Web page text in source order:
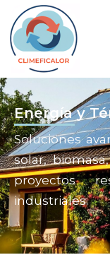
Energía y
Soluciones
solar,
proyectos
industriales.